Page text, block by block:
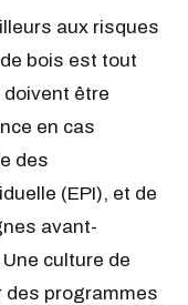
aux risques
bois est tout
être
en cas
des
(EPI), et de
avant-
culture de
des programmes